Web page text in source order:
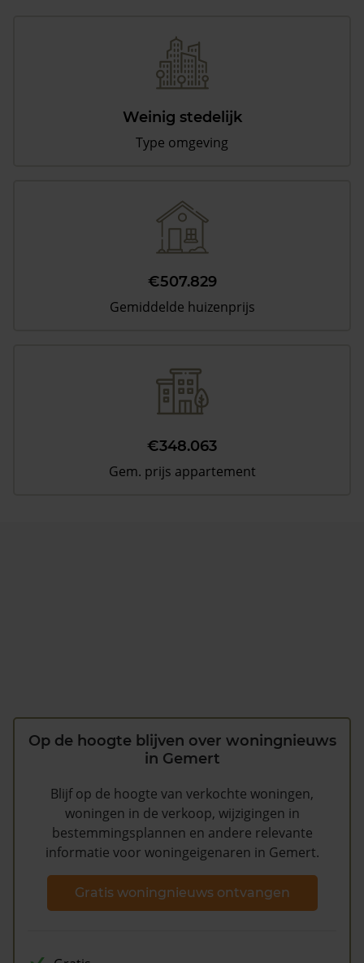
Weinig stedelijk
Type omgeving
€507.829
Gemiddelde huizenprijs
€348.063
Gem. prijs appartement
Op de hoogte blijven over woningnieuws
in Gemert
Blijf op de hoogte van verkochte woningen,
woningen in de verkoop, wijzigingen in
bestemmingsplannen en andere relevante
informatie voor woningeigenaren in Gemert.
Gratis woningnieuws ontvangen